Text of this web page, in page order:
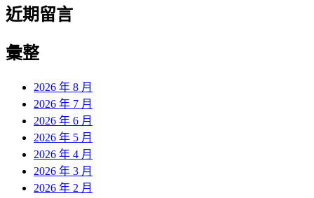
近期留言
彙整
2026 年 8 月
2026 年 7 月
2026 年 6 月
2026 年 5 月
2026 年 4 月
2026 年 3 月
2026 年 2 月